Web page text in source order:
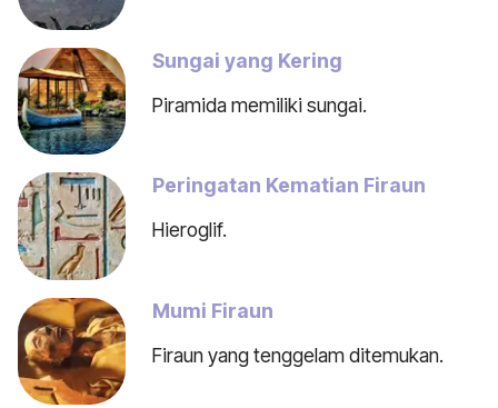
Sungai yang Kering
Piramida memiliki sungai.
Peringatan Kematian Firaun
Hieroglif.
Mumi Firaun
Firaun yang tenggelam ditemukan.